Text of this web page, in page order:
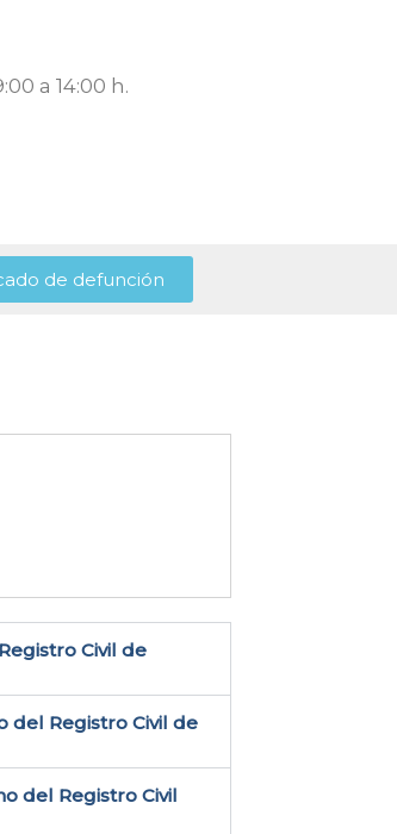
a 14:00 h.
de defunción
Civil de
del Registro Civil de
del Registro Civil